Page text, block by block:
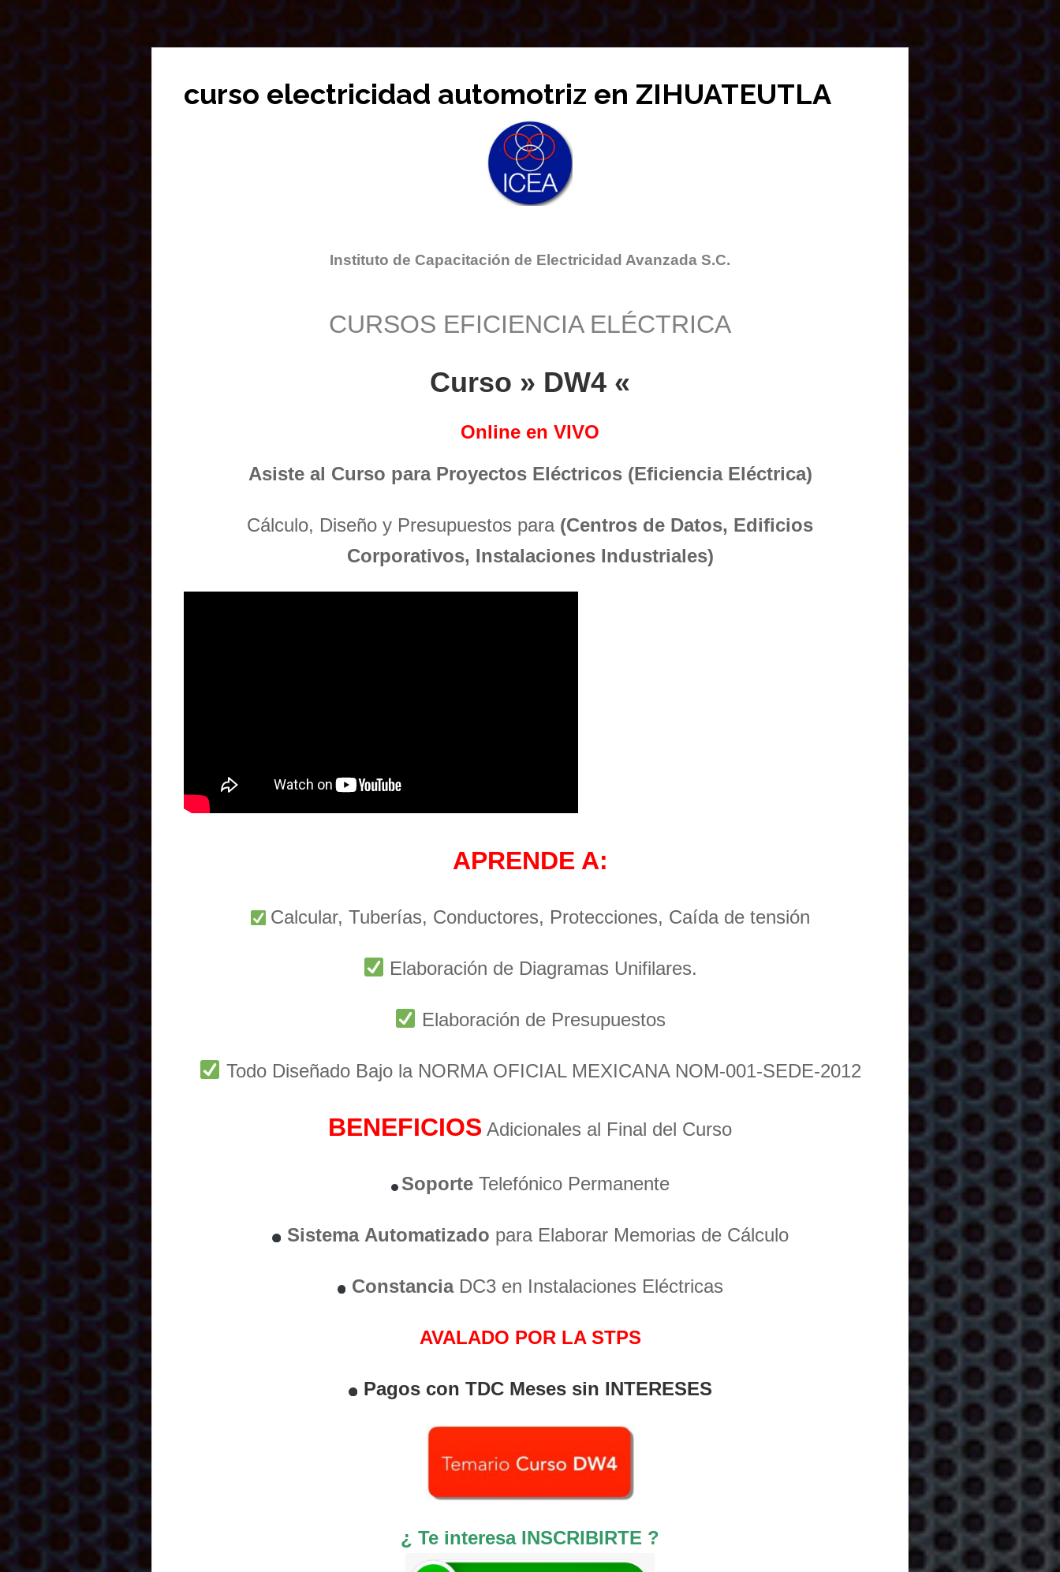
curso electricidad automotriz en ZIHUATEUTLA
Instituto de Capacitación de Electricidad Avanzada S.C.
CURSOS EFICIENCIA ELÉCTRICA
Curso » DW4 «
Online en VIVO
Asiste al Curso para Proyectos Eléctricos (Eficiencia Eléctrica)
Cálculo, Diseño y Presupuestos para (Centros de Datos, Edificios
Corporativos, Instalaciones Industriales)
APRENDE A:
Calcular, Tuberías, Conductores, Protecciones, Caída de tensión
Elaboración de Diagramas Unifilares.
Elaboración de Presupuestos
Todo Diseñado Bajo la NORMA OFICIAL MEXICANA NOM-001-SEDE-2012
BENEFICIOS Adicionales al Final del Curso
Soporte Telefónico Permanente
Sistema Automatizado para Elaborar Memorias de Cálculo
ConstanciaDC3 en Instalaciones Eléctricas
AVALADO POR LA STPS
Pagos con TDC Meses sin INTERESES
¿ Te interesa INSCRIBIRTE ?